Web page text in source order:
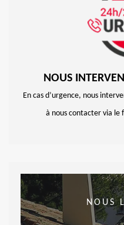
NOUS
En cas d’urgence, nous
à nous contacter via le
NOUS